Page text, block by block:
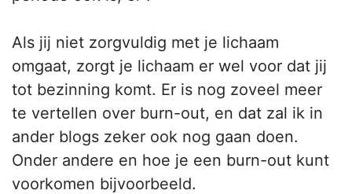
Als jij niet zorgvuldig met je lichaam
omgaat, zorgt je lichaam er wel voor dat jij
tot bezinning komt. Er is nog zoveel meer
te vertellen over burn-out, en dat zal ik in
ander blogs zeker ook nog gaan doen.
Onder andere en hoe je een burn-out kunt
voorkomen bijvoorbeeld.